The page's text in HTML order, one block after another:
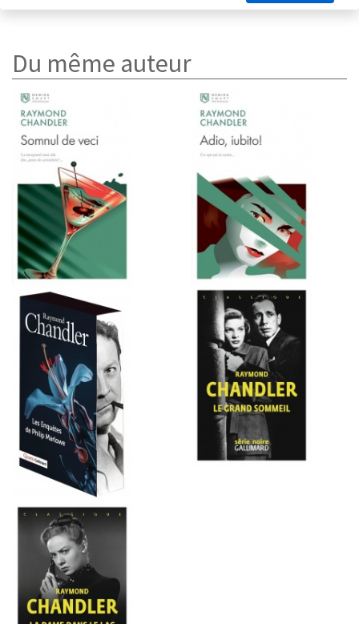
Du même auteur